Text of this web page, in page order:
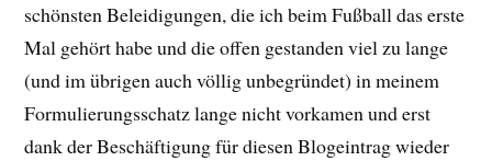
schönsten Beleidigungen, die ich beim Fußball das erste
Mal gehört habe und die offen gestanden viel zu lange
(und im übrigen auch völlig unbegründet) in meinem
Formulierungsschatz lange nicht vorkamen und erst
dank der Beschäftigung für diesen Blogeintrag wieder